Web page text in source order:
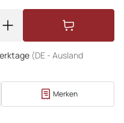
(DE - Ausland
Merken